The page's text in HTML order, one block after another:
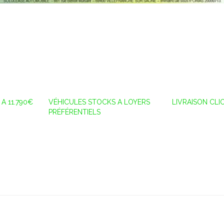
A 11.790€
VÉHICULES STOCKS A LOYERS
PRÉFÉRENTIELS
LIVRAISON